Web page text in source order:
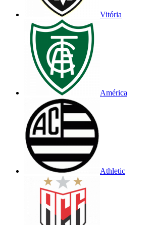
Vitória
América
Athletic